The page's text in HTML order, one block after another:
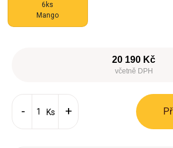
6ks
Mango
20 190 Kč
včetně DPH
Ks